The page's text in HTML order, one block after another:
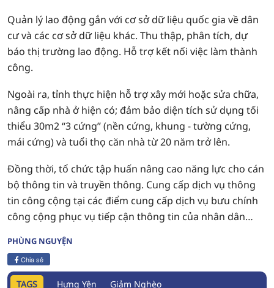
Quản lý lao động gắn với cơ sở dữ liệu quốc gia về dân
cư và các cơ sở dữ liệu khác. Thu thập, phân tích, dự
báo thị trường lao động. Hỗ trợ kết nối việc làm thành
công.
Ngoài ra, tỉnh thực hiện hỗ trợ xây mới hoặc sửa chữa,
nâng cấp nhà ở hiện có; đảm bảo diện tích sử dụng tối
thiểu 30m2 “3 cứng” (nền cứng, khung - tường cứng,
mái cứng) và tuổi thọ căn nhà từ 20 năm trở lên.
Đồng thời, tổ chức tập huấn nâng cao năng lực cho cán
bộ thông tin và truyền thông. Cung cấp dịch vụ thông
tin công cộng tại các điểm cung cấp dịch vụ bưu chính
công cộng phục vụ tiếp cận thông tin của nhân dân…
PHÙNG NGUYỆN
Chia sẻ
TAGS Hưng Yên Giảm Nghèo